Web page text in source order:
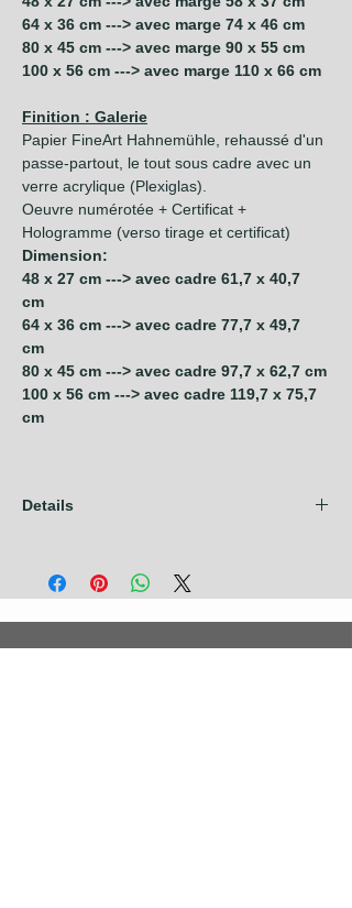
64 x 36 cm ---> avec marge 74 x 46 cm
80 x 45 cm ---> avec marge 90 x 55 cm
100 x 56 cm ---> avec marge 110 x 66 cm
Finition : Galerie
Papier FineArt Hahnemühle, rehaussé d'un
passe-partout, le tout sous cadre avec un
verre acrylique (Plexiglas).
Oeuvre numérotée + Certificat +
Hologramme (verso tirage et certificat)
Dimension:
48 x 27 cm ---> avec cadre 61,7 x 40,7
cm
64 x 36 cm ---> avec cadre 77,7 x 49,7
cm
80 x 45 cm ---> avec cadre 97,7 x 62,7 cm
100 x 56 cm ---> avec cadre 119,7 x 75,7
cm
Details
Européenne + Royaume Uni + Canada +